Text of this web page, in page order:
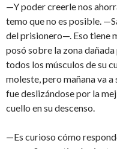
—Y poder creerle nos
temo que no es posible.
del prisionero—. Eso tiene
posó sobre la zona
todos los músculos de su
moleste, pero mañana va
fue deslizándose por la
cuello en su descenso.
—Es curioso cómo